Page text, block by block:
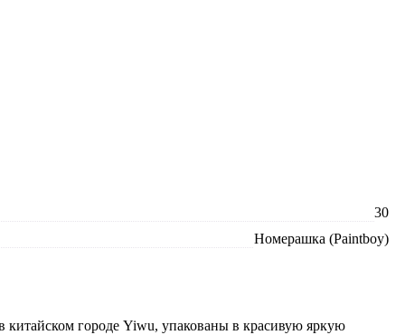
30
Номерашка (Paintboy)
городе Yiwu, упакованы в красивую яркую